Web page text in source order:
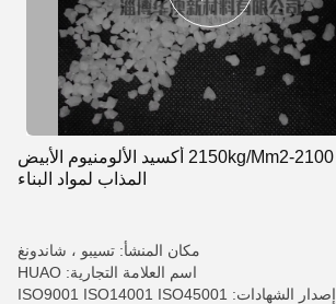
صلابة صغيرة 2100-2150kg/Mm2 أكسيد الألومنيوم الأبيض
المذاب لمواد البناء
مكان المنشأ: تسيبو ، شاندونغ
اسم العلامة التجارية: HUAO
إصدار الشهادات: ISO9001 ISO14001 ISO45001